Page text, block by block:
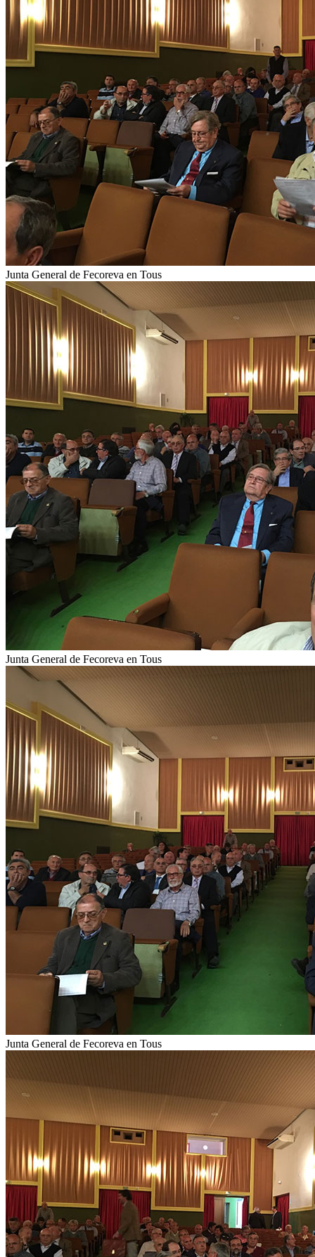
Junta General de Fecoreva en Tous
Junta General de Fecoreva en Tous
Junta General de Fecoreva en Tous